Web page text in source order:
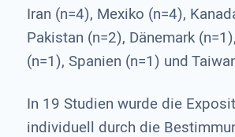
Iran (n=4), Mexiko (n=4),
Pakistan (n=2), Dänemark
(n=1), Spanien (n=1) und
In 19 Studien wurde die
individuell durch die